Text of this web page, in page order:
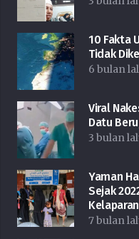
10 Fakta
Tidak
6 bulan
Viral
Datu
3 bulan
Yaman
Sejak
7 bulan